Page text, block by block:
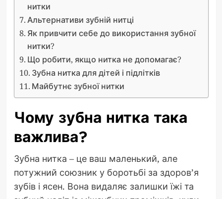
нитки
Альтернативи зубній нитці
Як привчити себе до використання зубної
нитки?
Що робити, якщо нитка не допомагає?
Зубна нитка для дітей і підлітків
Майбутнє зубної нитки
Чому зубна нитка така
важлива?
Зубна нитка – це ваш маленький, але
потужний союзник у боротьбі за здоров’я
зубів і ясен. Вона видаляє залишки їжі та